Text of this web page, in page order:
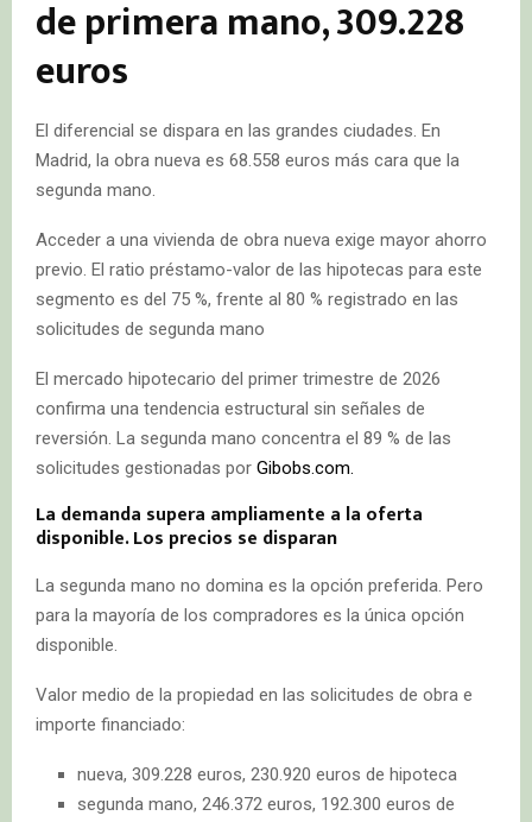
de primera mano, 309.228
euros
El diferencial se dispara en las grandes ciudades. En
Madrid, la obra nueva es 68.558 euros más cara que la
segunda mano.
Acceder a una vivienda de obra nueva exige mayor ahorro
previo. El ratio préstamo-valor de las hipotecas para este
segmento es del 75 %, frente al 80 % registrado en las
solicitudes de segunda mano
El mercado hipotecario del primer trimestre de 2026
confirma una tendencia estructural sin señales de
reversión. La segunda mano concentra el 89 % de las
solicitudes gestionadas por Gibobs.com.
La demanda supera ampliamente a la oferta
disponible. Los precios se disparan
La segunda mano no domina es la opción preferida. Pero
para la mayoría de los compradores es la única opción
disponible.
Valor medio de la propiedad en las solicitudes de obra e
importe financiado:
nueva, 309.228 euros, 230.920 euros de hipoteca
segunda mano, 246.372 euros, 192.300 euros de